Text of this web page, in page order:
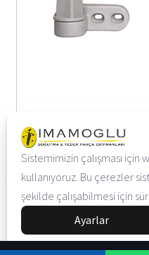
Sistemimizin çalışması
kullanıyoruz. Bu çerezler
şekilde çalışabilmesi için
Ayarlar
İ-423-